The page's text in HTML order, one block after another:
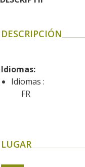
DESCRIPCIÓN
Idiomas:
Idiomas :
FR
LUGAR